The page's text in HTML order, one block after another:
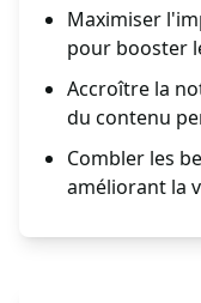
Maximiser
pour booster
Accroître la
du contenu
Combler les
améliorant la